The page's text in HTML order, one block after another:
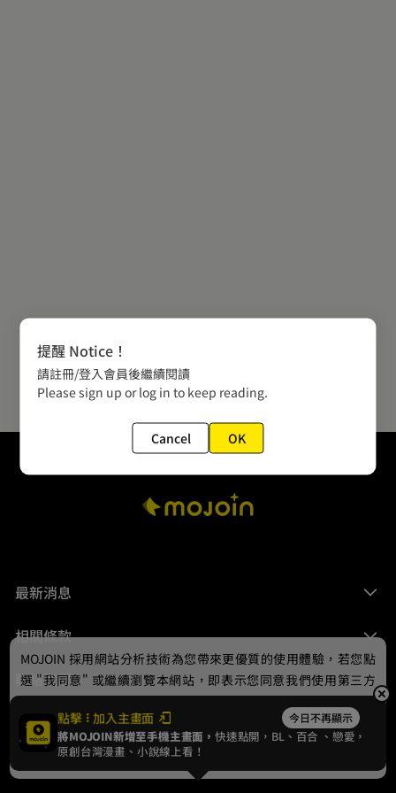
最新消息
相關條款
聯絡我們
© 2024 gamania Digital Entertainment Co., Ltd.
點擊 加入主畫面 今日不再顯示
將MOJOIN新增至手機主畫面，快速點開，BL、 百合 、戀愛，
原創台灣漫畫、小說線上看！
MOJOIN 採用網站分析技術為您帶來更優質的使用體驗，若您點
選 "我同意" 或繼續瀏覽本網站，即表示您同意我們使用第三方
Cookie，欲瞭解更多資訊請見隱私權政策。
我同意
提醒 Notice！
請註冊/登入會員後繼續閱讀
Please sign up or log in to keep reading.
Cancel OK